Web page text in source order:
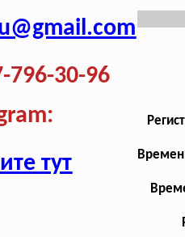
796-30-96
тут